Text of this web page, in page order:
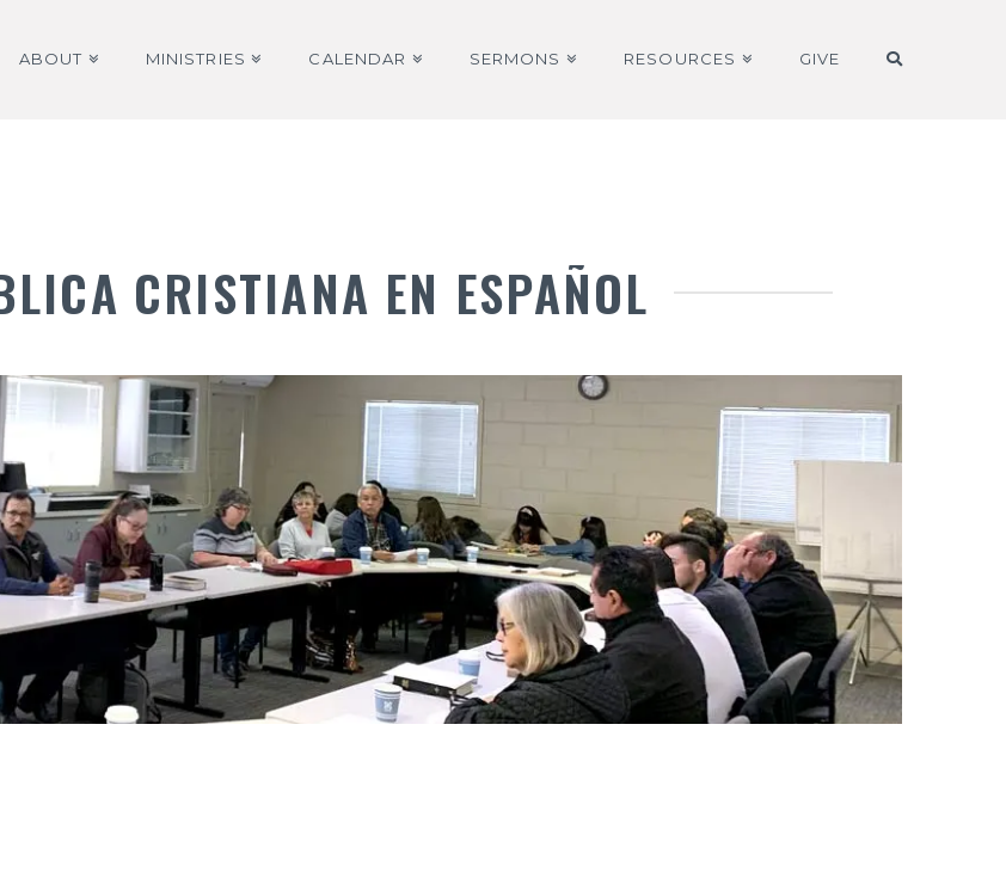
ABOUT MINISTRIES CALENDAR SERMONS RESOURCES GIVE
CRISTIANA EN ESPAÑOL